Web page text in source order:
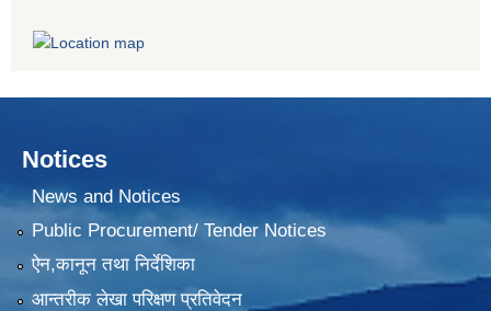
Notices
News and Notices
Public Procurement/ Tender Notices
ऐन,कानून तथा निर्देशिका
आन्तरीक लेखा परिक्षण प्रतिवेदन